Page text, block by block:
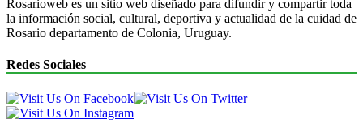
Rosarioweb es un sitio web diseñado para difundir y compartir toda
la información social, cultural, deportiva y actualidad de la cuidad de
Rosario departamento de Colonia, Uruguay.
Redes Sociales